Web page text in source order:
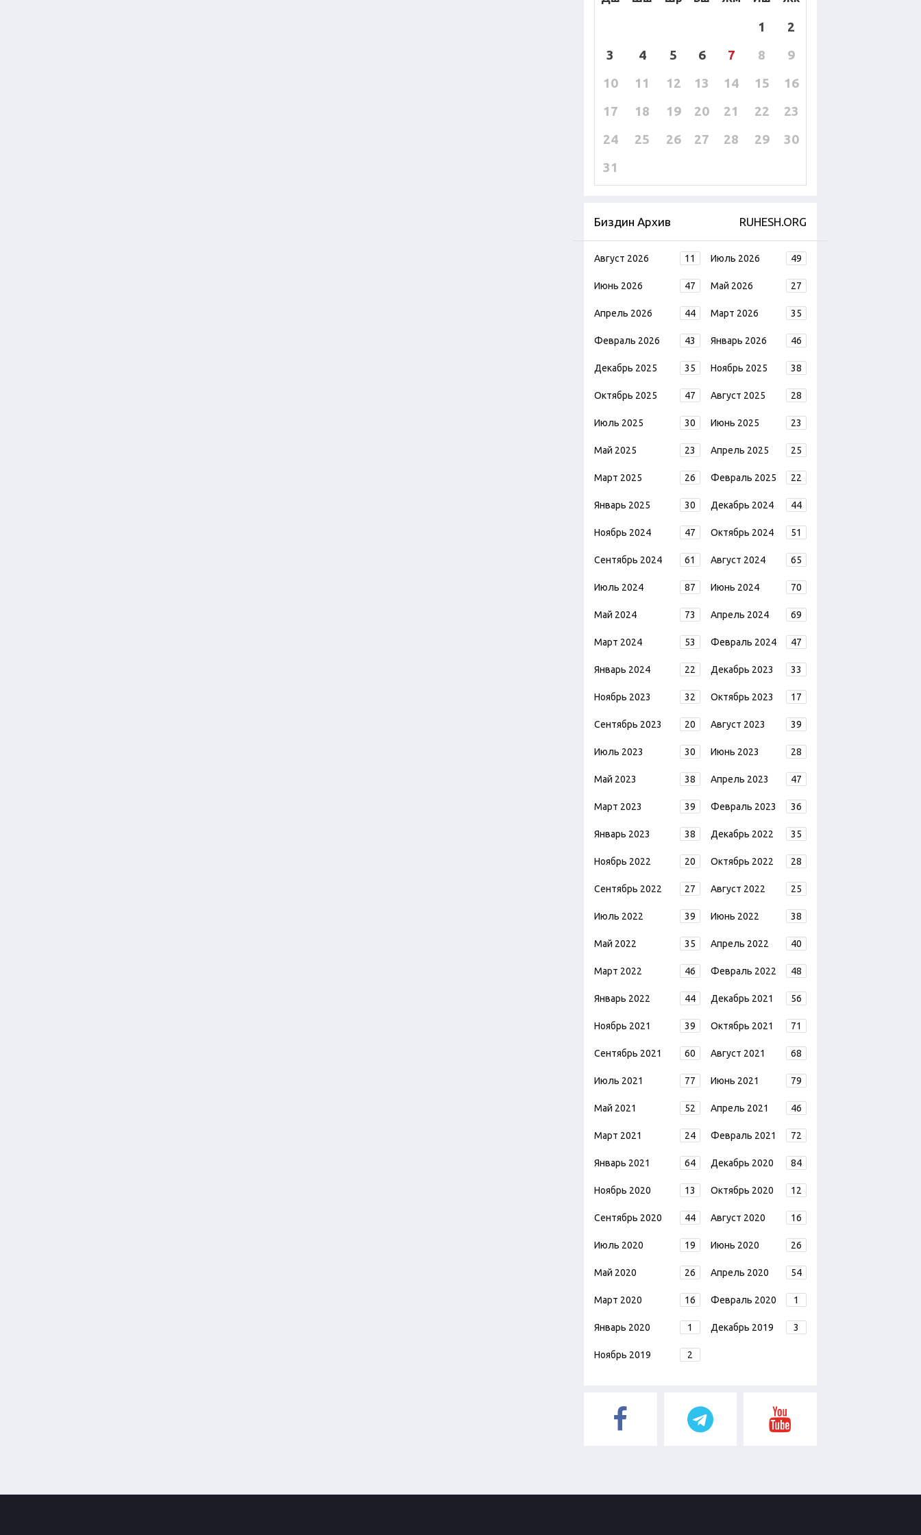
1
2
3
4 5 6 7 8
9
10
11 12 13 14 15
16
17
18 19 20 21 22
23
24
25 26 27 28 29
30
31
Биздин Архив RUHESH.ORG
Август 2026 11 Июль 2026 49
Июнь 2026 47 Май 2026 27
Апрель 2026 44 Март 2026 35
Февраль 2026 43 Январь 2026 46
Декабрь 2025 35 Ноябрь 2025 38
Октябрь 2025 47 Август 2025 28
Июль 2025 30 Июнь 2025 23
Май 2025 23 Апрель 2025 25
Март 2025 26 Февраль 2025 22
Январь 2025 30 Декабрь 2024 44
Ноябрь 2024 47 Октябрь 2024 51
Сентябрь 2024 61 Август 2024 65
Июль 2024 87 Июнь 2024 70
Май 2024 73 Апрель 2024 69
Март 2024 53 Февраль 2024 47
Январь 2024 22 Декабрь 2023 33
Ноябрь 2023 32 Октябрь 2023 17
Сентябрь 2023 20 Август 2023 39
Июль 2023 30 Июнь 2023 28
Май 2023 38 Апрель 2023 47
Март 2023 39 Февраль 2023 36
Январь 2023 38 Декабрь 2022 35
Ноябрь 2022 20 Октябрь 2022 28
Сентябрь 2022 27 Август 2022 25
Июль 2022 39 Июнь 2022 38
Май 2022 35 Апрель 2022 40
Март 2022 46 Февраль 2022 48
Январь 2022 44 Декабрь 2021 56
Ноябрь 2021 39 Октябрь 2021 71
Сентябрь 2021 60 Август 2021 68
Июль 2021 77 Июнь 2021 79
Май 2021 52 Апрель 2021 46
Март 2021 24 Февраль 2021 72
Январь 2021 64 Декабрь 2020 84
Ноябрь 2020 13 Октябрь 2020 12
Сентябрь 2020 44 Август 2020 16
Июль 2020 19 Июнь 2020 26
Май 2020 26 Апрель 2020 54
Март 2020 16 Февраль 2020 1
Январь 2020 1 Декабрь 2019 3
Ноябрь 2019 2